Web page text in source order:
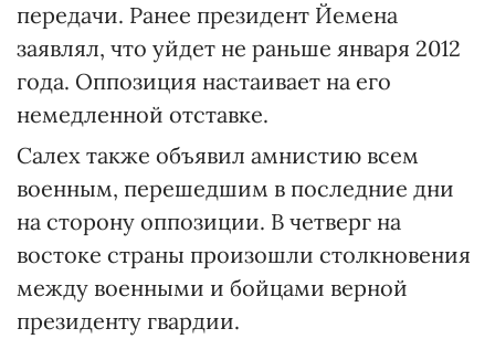
передачи. Ранее президент Йемена
заявлял, что уйдет не раньше января 2012
года. Оппозиция настаивает на его
немедленной отставке.
Салех также объявил амнистию всем
военным, перешедшим в последние дни
на сторону оппозиции. В четверг на
востоке страны произошли столкновения
между военными и бойцами верной
президенту гвардии.